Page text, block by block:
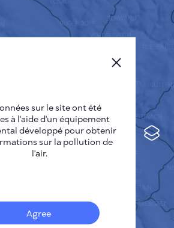
Taches thermiques
SENSOR NEBO
A PROPOS DE NOUS
Deutsch
Español
Français
ÇA MARCHE
sur le site ont été
à l'aide d'un équipement
développé pour obtenir
sur la pollution de
l'air.
Agree